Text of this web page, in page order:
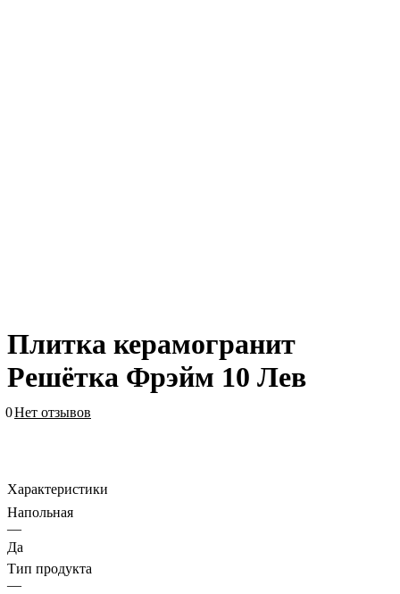
Плитка керамогранит
Решётка Фрэйм 10 Лев
0Нет отзывов
Характеристики
Напольная
—
Да
Тип продукта
—